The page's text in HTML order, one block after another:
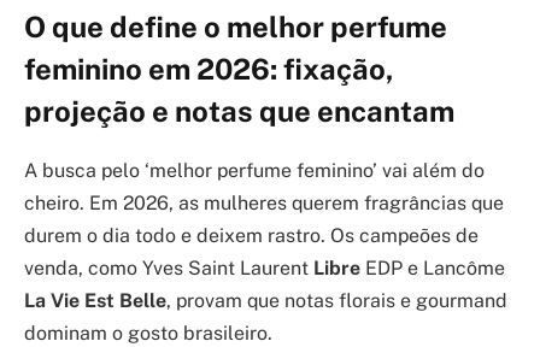
O que define o melhor perfume
feminino em 2026: fixação,
projeção e notas que encantam
A busca pelo ‘melhor perfume feminino’ vai além do
cheiro. Em 2026, as mulheres querem fragrâncias que
durem o dia todo e deixem rastro. Os campeões de
venda, como Yves Saint Laurent Libre EDP e Lancôme
La Vie Est Belle, provam que notas florais e gourmand
dominam o gosto brasileiro.